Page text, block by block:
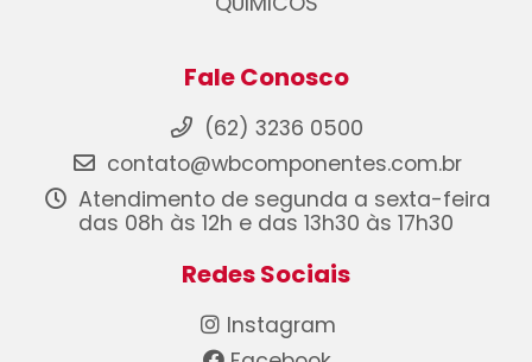
Fale Conosco
(62) 3236 0500
contato@wbcomponentes.com.br
Atendimento de segunda a sexta-feira
das 08h às 12h e das 13h30 às 17h30
Redes Sociais
Instagram